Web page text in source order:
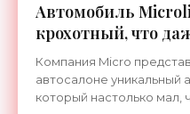
Автомобиль
крохотный, что
водительских
Компания Micro
автосалоне уникальный
который настолько мал,